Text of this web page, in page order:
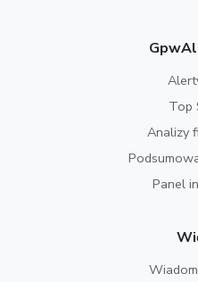
Top
Analizy
Panel